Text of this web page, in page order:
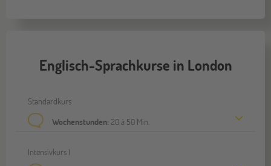
Englisch-Sprachkurse in London
Standardkurs
Wochenstunden: 20 à 50 Min.
Intensivkurs I